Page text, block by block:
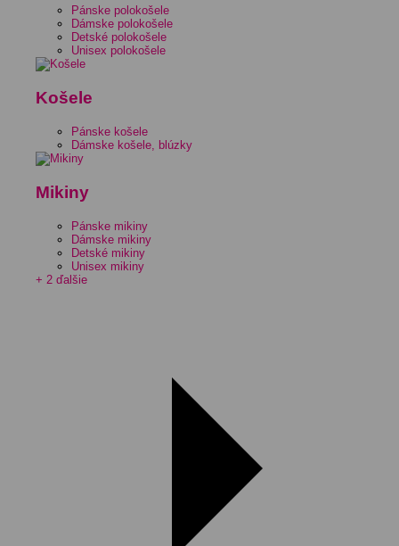
Pánske polokošele
Dámske polokošele
Detské polokošele
Unisex polokošele
Košele
Pánske košele
Dámske košele, blúzky
Mikiny
Pánske mikiny
Dámske mikiny
Detské mikiny
Unisex mikiny
+ 2 ďalšie